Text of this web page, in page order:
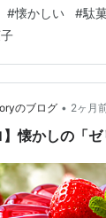
でした。 「こ
、手のひらの中
ケースやガラス
ばとても贅沢な
粉末ジュース」
に大好きで、…
#懐かしい #駄
のブログ • 2ヶ月
】懐かしの「ゼ